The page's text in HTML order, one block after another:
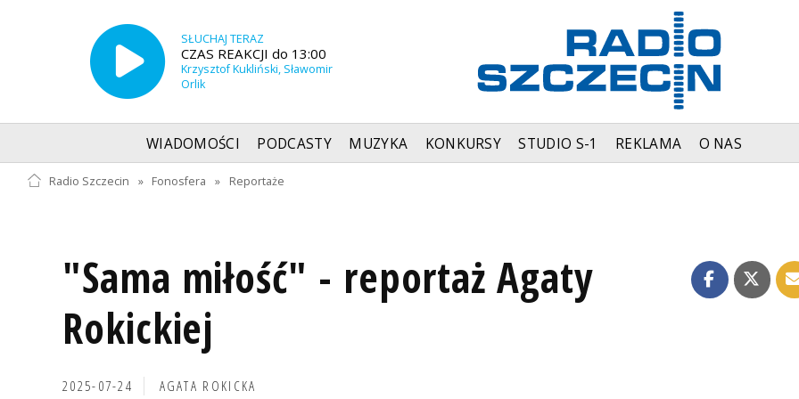
SŁUCHAJ TERAZ
CZAS REAKCJI do 13:00
Krzysztof Kukliński, Sławomir
Orlik
WIADOMOŚCI PODCASTY MUZYKA KONKURSY STUDIO S-1 REKLAMA O NAS
Radio Szczecin » Fonosfera » Reportaże
"Sama miłość" - reportaż Agaty
Rokickiej
2025-07-24 AGATA ROKICKA